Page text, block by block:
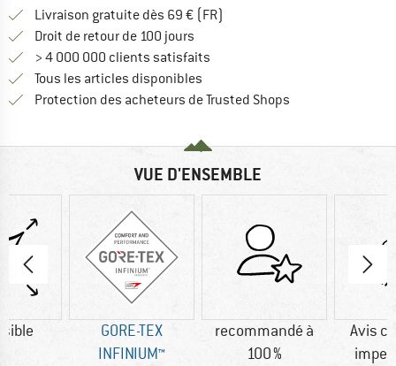
Livraison gratuite dès 69 € (FR)
Droit de retour de 100 jours
> 4 000 000 clients satisfaits
Tous les articles disponibles
Protection des acheteurs de Trusted Shops
VUE D'ENSEMBLE
GORE-TEX
INFINIUM™
recommandé à
100 %
Avis